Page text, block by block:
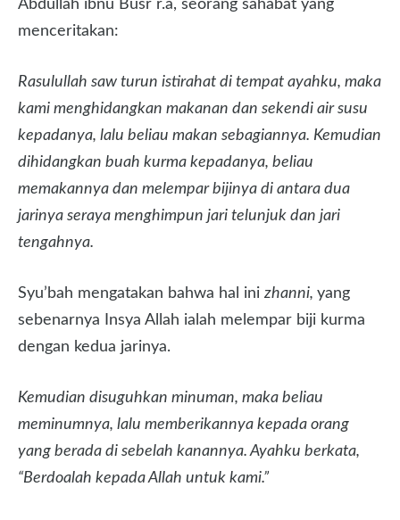
Abdullah ibnu Busr r.a, seorang sahabat yang
menceritakan:
Rasulullah saw turun istirahat di tempat ayahku, maka
kami menghidangkan makanan dan sekendi air susu
kepadanya, lalu beliau makan sebagiannya. Kemudian
dihidangkan buah kurma kepadanya, beliau
memakannya dan melempar bijinya di antara dua
jarinya seraya menghimpun jari telunjuk dan jari
tengahnya.
Syu’bah mengatakan bahwa hal ini zhanni, yang
sebenarnya Insya Allah ialah melempar biji kurma
dengan kedua jarinya.
Kemudian disuguhkan minuman, maka beliau
meminumnya, lalu memberikannya kepada orang
yang berada di sebelah kanannya. Ayahku berkata,
“Berdoalah kepada Allah untuk kami.”